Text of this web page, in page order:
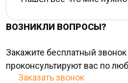
ВОЗНИКЛИ ВОПРОСЫ?
Закажите бесплатный
проконсультируют ваc по
Заказать звонок